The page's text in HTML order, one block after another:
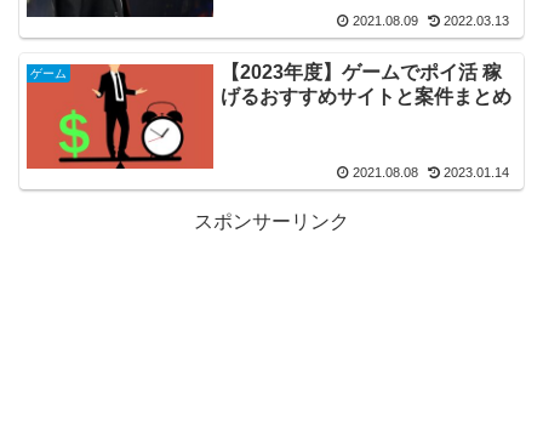
2021.08.09 2022.03.13
ゲーム
【2023年度】ゲームでポイ活 稼
げるおすすめサイトと案件まとめ
2021.08.08 2023.01.14
スポンサーリンク